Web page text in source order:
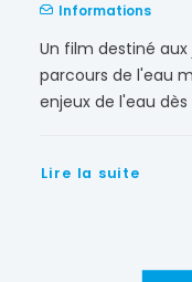
Informations
Un film destiné
parcours de l'eau
enjeux de l'eau
Lire la suite